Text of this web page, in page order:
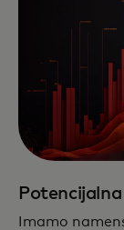
Imamo